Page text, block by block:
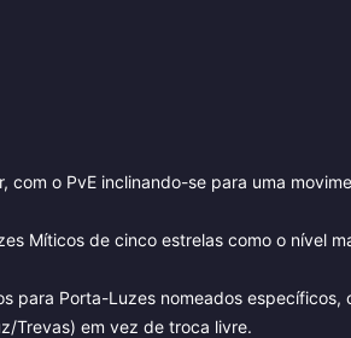
o PvE inclinando-se para uma
Míticos de cinco estrelas como o nível
Porta-Luzes nomeados específicos,
Trevas) em vez de troca livre.